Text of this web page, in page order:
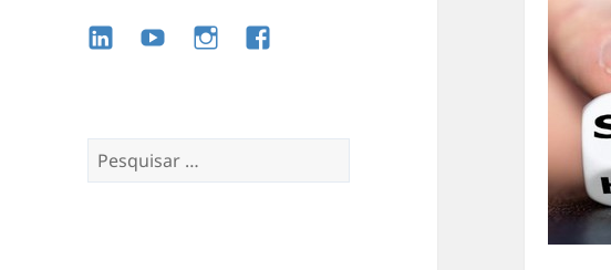
LinkedInYouTubeInstagramFacebook
Pesquisar
por: